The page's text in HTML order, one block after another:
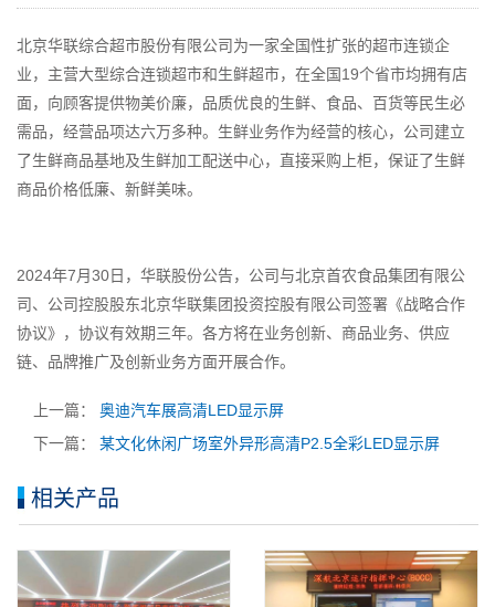
北京华联综合超市股份有限公司为一家全国性扩张的超市连锁企
业，主营大型综合连锁超市和生鲜超市，在全国19个省市均拥有店
面，向顾客提供物美价廉，品质优良的生鲜、食品、百货等民生必
需品，经营品项达六万多种。生鲜业务作为经营的核心，公司建立
了生鲜商品基地及生鲜加工配送中心，直接采购上柜，保证了生鲜
商品价格低廉、新鲜美味。
2024年7月30日，华联股份公告，公司与北京首农食品集团有限公
司、公司控股股东北京华联集团投资控股有限公司签署《战略合作
协议》，协议有效期三年。各方将在业务创新、商品业务、供应
链、品牌推广及创新业务方面开展合作。
上一篇： 奥迪汽车展高清LED显示屏
下一篇： 某文化休闲广场室外异形高清P2.5全彩LED显示屏
相关产品